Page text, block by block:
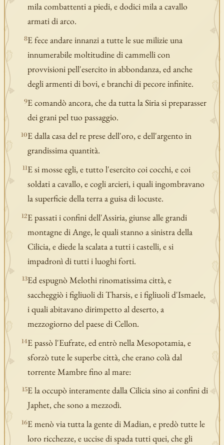
mila combattenti a piedi, e dodici mila a cavallo
armati di arco.
8E fece andare innanzi a tutte le sue milizie una
innumerabile moltitudine di cammelli con
provvisioni pell'esercito in abbondanza, ed anche
degli armenti di bovi, e branchi di pecore infinite.
9E comandò ancora, che da tutta la Siria si preparasser
dei grani pel tuo passaggio.
10E dalla casa del re prese dell'oro, e dell'argento in
grandissima quantità.
11E si mosse egli, e tutto l'esercito coi cocchi, e coi
soldati a cavallo, e cogli arcieri, i quali ingombravano
la superficie della terra a guisa di locuste.
12E passati i confini dell'Assiria, giunse alle grandi
montagne di Ange, le quali stanno a sinistra della
Cilicia, e diede la scalata a tutti i castelli, e si
impadronì di tutti i luoghi forti.
13Ed espugnò Melothi rinomatissima città, e
saccheggiò i figliuoli di Tharsis, e i figliuoli d'Ismaele,
i quali abitavano dirimpetto al deserto, a
mezzogiorno del paese di Cellon.
14E passò l'Eufrate, ed entrò nella Mesopotamia, e
sforzò tute le superbe città, che erano colà dal
torrente Mambre fino al mare:
15E la occupò interamente dalla Cilicia sino ai confini di
Japhet, che sono a mezzodì.
16E menò via tutta la gente di Madian, e predò tutte le
loro ricchezze, e uccise di spada tutti quei, che gli